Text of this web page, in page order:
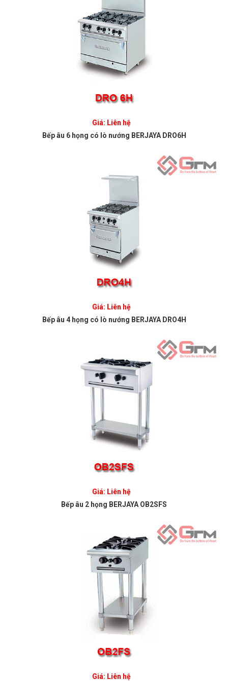
Giá: Liên hệ
Bếp âu 6 họng có lò nướng BERJAYA DRO6H
Giá: Liên hệ
Bếp âu 4 họng có lò nướng BERJAYA DRO4H
Giá: Liên hệ
Bếp âu 2 họng BERJAYA OB2SFS
Giá: Liên hệ